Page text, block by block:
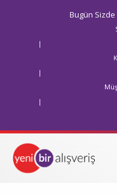
Bugün Sizde
|
|
|